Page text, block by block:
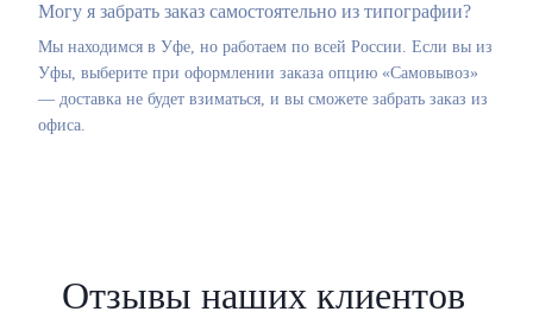
Могу я забрать заказ самостоятельно из типографии?
Мы находимся в Уфе, но работаем по всей России. Если вы из
Уфы, выберите при оформлении заказа опцию «Самовывоз»
— доставка не будет взиматься, и вы сможете забрать заказ из
офиса.
Отзывы наших клиентов